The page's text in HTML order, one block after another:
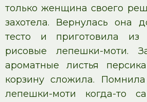
только женщина своего
захотела. Вернулась она
тесто и приготовила
рисовые лепешки-моти.
ароматные листья
корзину сложила.
лепешки-моти когда-то